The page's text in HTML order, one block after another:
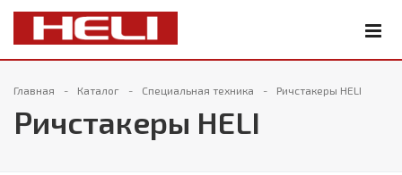
Главная Каталог Специальная техника Ричстакеры HELI
Ричстакеры HELI